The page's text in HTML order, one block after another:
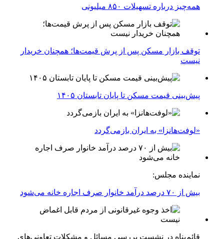
همه‌چیز درباره تسهیلات ۸۵۰ میلیونی
توقف بازار مسکن پس از پرش قیمت‌ها؛ همچنان خریدار
نیست
پیش‌بینی قیمت مسکن تا پایان تابستان ۱۴۰۵
«لوفت‌هانزا» به ایران بازمی‌گردد
نماینده مجلس:
بیش از ۷۰ درصد درآمد خانوار صرف اجاره خانه می‌شود
قائم‌پناه در نشست بررسی مسائل و مشکلات تعاونی‌های